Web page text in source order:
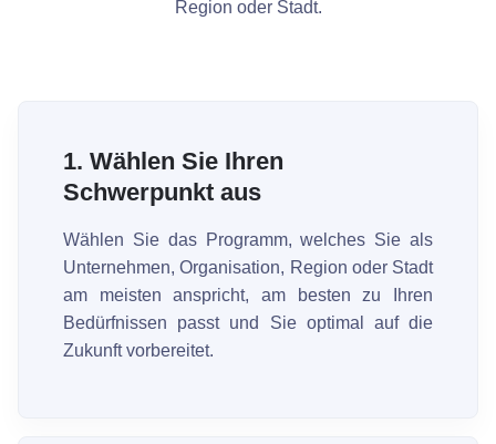
Region oder Stadt.
1. Wählen Sie Ihren
Schwerpunkt aus
Wählen Sie das Programm, welches Sie als
Unternehmen, Organisation, Region oder Stadt
am meisten anspricht, am besten zu Ihren
Bedürfnissen passt und Sie optimal auf die
Zukunft vorbereitet.